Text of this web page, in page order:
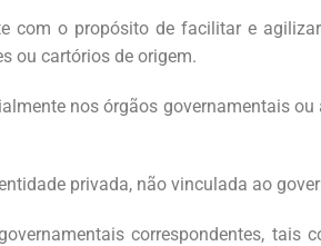
com o propósito de facilitar e
ou cartórios de origem.
nos órgãos governamentais
privada, não vinculada ao
correspondentes, tais